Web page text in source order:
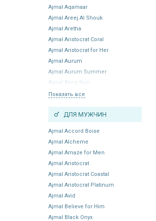
Ajmal Aqamaar
Ajmal Areej Al Shouk
Ajmal Aretha
Ajmal Aristocrat Coral
Ajmal Aristocrat for Her
Ajmal Aurum
Ajmal Aurum Summer
Ajmal Bling Noir
Показать все
ДЛЯ МУЖЧИН
Ajmal Accord Boise
Ajmal Alcheme
Ajmal Amaze for Men
Ajmal Aristocrat
Ajmal Aristocrat Coastal
Ajmal Aristocrat Platinum
Ajmal Avid
Ajmal Believe for Him
Ajmal Black Onyx